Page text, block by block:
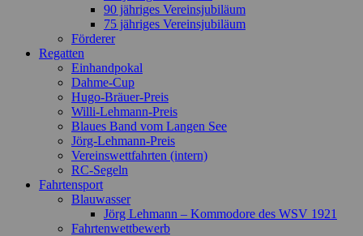
90 jähriges Vereinsjubiläum
75 jähriges Vereinsjubiläum
Förderer
Regatten
Einhandpokal
Dahme-Cup
Hugo-Bräuer-Preis
Willi-Lehmann-Preis
Blaues Band vom Langen See
Jörg-Lehmann-Preis
Vereinswettfahrten (intern)
RC-Segeln
Fahrtensport
Blauwasser
Jörg Lehmann – Kommodore des WSV 1921
Fahrtenwettbewerb